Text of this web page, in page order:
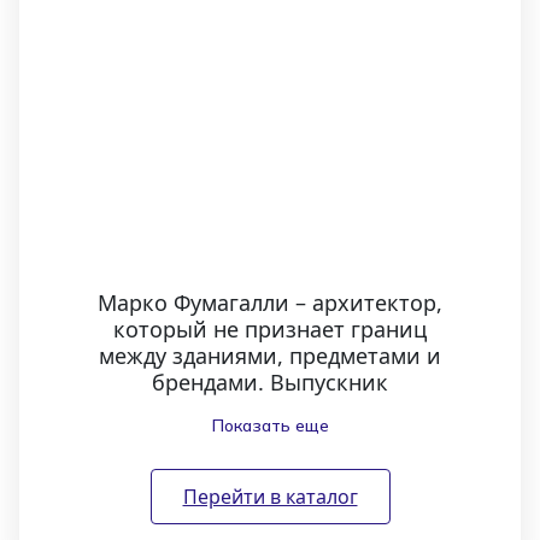
Марко Фумагалли – архитектор,
который не признает границ
между зданиями, предметами и
брендами. Выпускник
университета (2000), он быстро
понял, что классическое
преподавание – не его путь, и в
2001 году основал
Показать еще
Перейти в каталог